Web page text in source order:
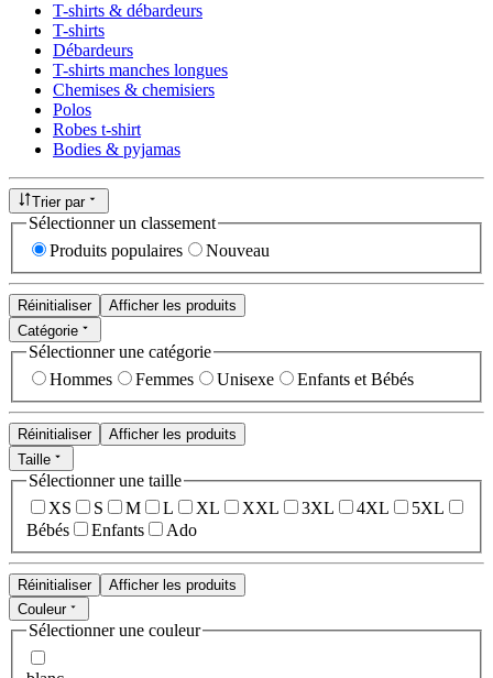
T-shirts & débardeurs
T-shirts
Débardeurs
T-shirts manches longues
Chemises & chemisiers
Polos
Robes t-shirt
Bodies & pyjamas
Trier par
Sélectionner un classement
Produits populaires
Nouveau
Réinitialiser
Afficher les produits
Catégorie
Sélectionner une catégorie
Hommes
Femmes Unisexe Enfants et Bébés
Réinitialiser
Afficher les produits
Taille
Sélectionner une taille
XS
S M L XL XXL 3XL 4XL
5XL
Bébés
Enfants Ado
Réinitialiser
Afficher les produits
Couleur
Sélectionner une couleur